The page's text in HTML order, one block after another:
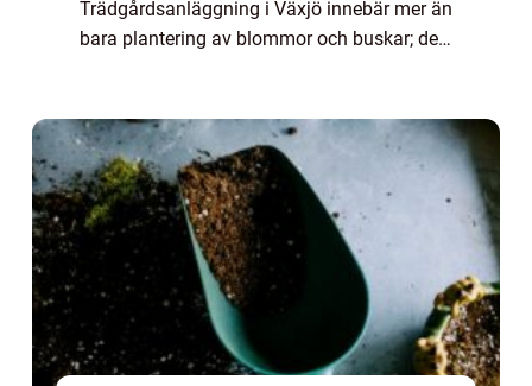
Trädgårdsanläggning i Växjö innebär mer än
bara plantering av blommor och buskar; det